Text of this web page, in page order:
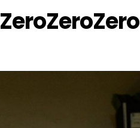
ZeroZeroZero